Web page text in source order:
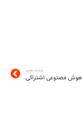
نوشته بعدی
هوش مصنوعی اشتراکی